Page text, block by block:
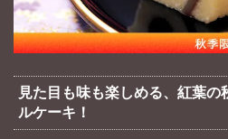
見た目も味も楽しめる、紅葉
ルケーキ！